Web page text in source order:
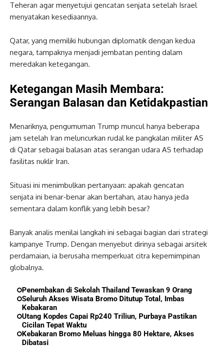
Teheran agar menyetujui gencatan senjata setelah Israel
menyatakan kesediaannya.
Qatar, yang memiliki hubungan diplomatik dengan kedua
negara, tampaknya menjadi jembatan penting dalam
meredakan ketegangan.
Ketegangan Masih Membara:
Serangan Balasan dan Ketidakpastian
Menariknya, pengumuman Trump muncul hanya beberapa
jam setelah Iran meluncurkan rudal ke pangkalan militer AS
di Qatar sebagai balasan atas serangan udara AS terhadap
fasilitas nuklir Iran.
Situasi ini menimbulkan pertanyaan: apakah gencatan
senjata ini benar-benar akan bertahan, atau hanya jeda
sementara dalam konflik yang lebih besar?
Banyak analis menilai langkah ini sebagai bagian dari strategi
kampanye Trump. Dengan menyebut dirinya sebagai arsitek
perdamaian, ia berusaha memperkuat citra kepemimpinan
globalnya.
Penembakan di Sekolah Thailand Tewaskan 9 Orang
Seluruh Akses Wisata Bromo Ditutup Total, Imbas
Kebakaran
Utang Kopdes Capai Rp240 Triliun, Purbaya Pastikan
Cicilan Tepat Waktu
Kebakaran Bromo Meluas hingga 80 Hektare, Akses
Dibatasi